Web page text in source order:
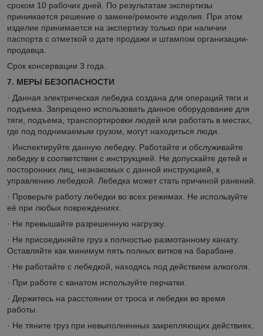
сроком 10 рабочих дней. По результатам экспертизы
принимается решение о замене/ремонте изделия. При этом
изделие принимается на экспертизу только при наличии
паспорта с отметкой о дате продажи и штампом организации-
продавца.
Срок консервации 3 года.
7. МЕРЫ БЕЗОПАСНОСТИ
· Данная электрическая лебедка создана для операций тяги и
подъема. Запрещено использовать данное оборудование для
тяги, подъема, транспортировки людей или работать в местах,
где под поднимаемым грузом, могут находиться люди.
· Инспектируйте данную лебедку. Работайте и обслуживайте
лебедку в соответствии с инструкцией. Не допускайте детей и
посторонних лиц, незнакомых с данной инструкцией, к
управлению лебедкой. Лебедка может стать причиной ранений.
· Проверьте работу лебедки во всех режимах. Не используйте
её при любых повреждениях.
· Не превышайте разрешенную нагрузку.
· Не присоединяйте груз к полностью размотанному канату.
Оставляйте как минимум пять полных витков на барабане.
· Не работайте с лебедкой, находясь под действием алкоголя.
· При работе с канатом используйте перчатки.
· Держитесь на расстоянии от троса и лебедки во время
работы.
· Не тяните груз при невыполненных закрепляющих действиях.